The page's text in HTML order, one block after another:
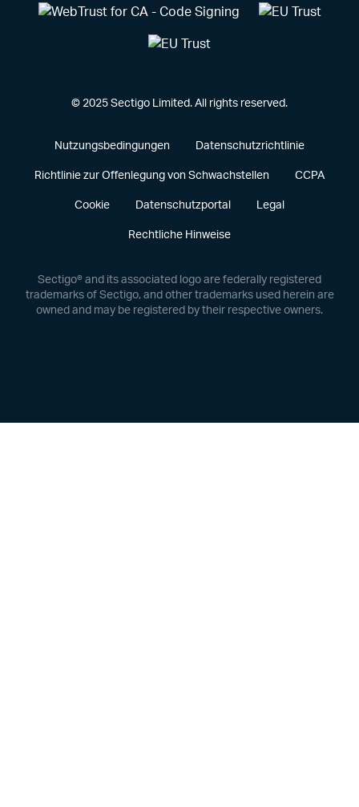
© 2025 Sectigo Limited. All rights reserved.
Nutzungsbedingungen Datenschutzrichtlinie
Richtlinie zur Offenlegung von Schwachstellen CCPA
Cookie Datenschutzportal Legal
Rechtliche Hinweise
Sectigo® and its associated logo are federally registered
trademarks of Sectigo, and other trademarks used herein are
owned and may be registered by their respective owners.